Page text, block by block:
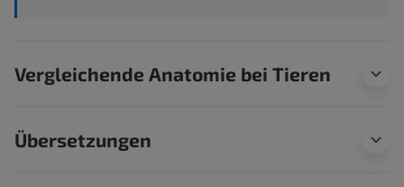
Vergleichende Anatomie bei Tieren
Übersetzungen